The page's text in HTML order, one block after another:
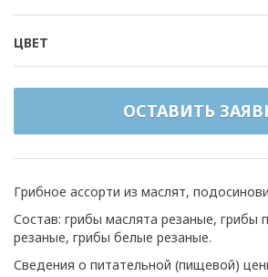
ЦВЕТ
ОСТАВИТЬ
Грибное ассорти из маслят,
Состав: грибы маслята резаные, грибы
резаные, грибы белые резаные.
Сведения о питательной (пищевой)